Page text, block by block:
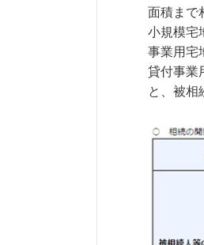
面積まで
小規模宅
事業用宅
貸付事業
と、被相